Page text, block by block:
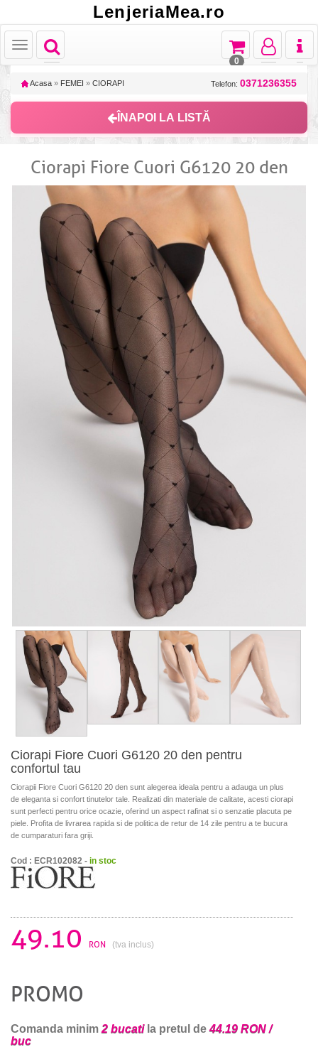
LenjeriaMea.ro
Toggle
navigation
Toggle
Toggle
navigation
Toggle
navigation
Toggle
navigation
0
Acasa » FEMEI » CIORAPI Telefon: 0371236355
ÎNAPOI LA LISTĂ
Ciorapi Fiore Cuori G6120 20 den
Ciorapi Fiore Cuori G6120 20 den pentru
confortul tau
Ciorapii Fiore Cuori G6120 20 den sunt alegerea ideala pentru a adauga un plus
de eleganta si confort tinutelor tale. Realizati din materiale de calitate, acesti ciorapi
sunt perfecti pentru orice ocazie, oferind un aspect rafinat si o senzatie placuta pe
piele. Profita de livrarea rapida si de politica de retur de 14 zile pentru a te bucura
de cumparaturi fara griji.
Cod : ECR102082 - in stoc
49.10 RON (tva inclus)
PROMO
Comanda minim 2 bucatila pretul de44.19 RON /
buc